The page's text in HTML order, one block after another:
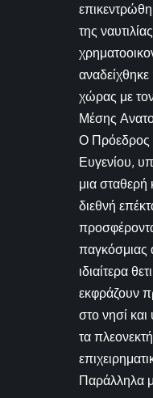
της
χώρας με
Μέσης
Ο Πρόεδρος
Ευγενίου,
μια σταθερή
διεθνή
παγκόσμιας
ιδιαίτερα
εκφράζουν
στο νησί
τα
Παράλληλα